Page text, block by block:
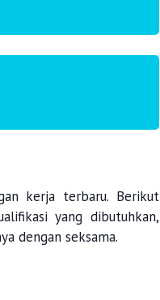
kerja terbaru. Berikut
yang dibutuhkan,
dengan seksama.